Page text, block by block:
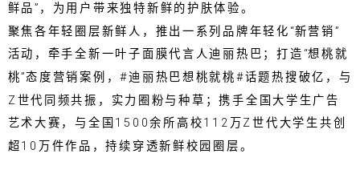
鲜品”，为用户带来独特新鲜的护肤体验。
聚焦各年轻圈层新鲜人，推出一系列品牌年轻化“新营销”
活动，牵手全新一叶子面膜代言人迪丽热巴；打造“想桃就
桃”态度营销案例，#迪丽热巴想桃就桃#话题热搜破亿，与
Z世代同频共振，实力圈粉与种草；携手全国大学生广告
艺术大赛，与全国1500余所高校112万Z世代大学生共创
超10万件作品，持续穿透新鲜校园圈层。